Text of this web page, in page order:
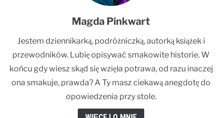
Magda Pinkwart
Jestem dziennikarką, podróżniczką, autorką książek i
przewodników. Lubię opisywać smakowite historie. W
końcu gdy wiesz skąd się wzięła potrawa, od razu inaczej
ona smakuje, prawda? A Ty masz ciekawą anegdotę do
opowiedzenia przy stole.